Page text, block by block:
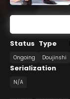
Status
Ongoing
Type
Doujinshi
Serialization
N/A